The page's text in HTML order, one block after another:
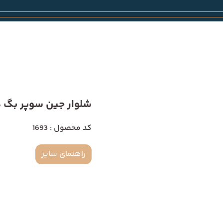
شلوار جین سوپر بگ
کد محصول : 1693
راهنمای سایز